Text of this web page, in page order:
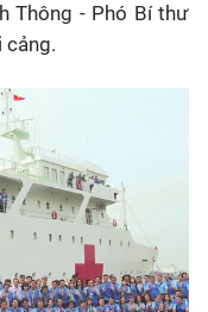
Thông - Phó Bí thư
cảng.